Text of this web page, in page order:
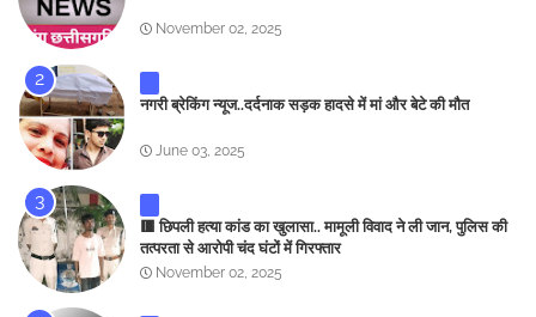
November 02, 2025
नगरी ब्रेकिंग न्यूज..दर्दनाक सड़क हादसे में मां और बेटे की मौत
June 03, 2025
🟥 छिपली हत्या कांड का खुलासा.. मामूली विवाद ने ली जान, पुलिस की
तत्परता से आरोपी चंद घंटों में गिरफ्तार
November 02, 2025